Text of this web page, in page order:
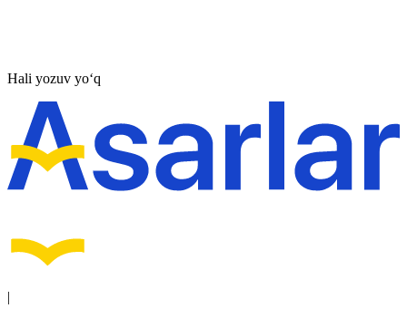
Hali yozuv yo‘q
|